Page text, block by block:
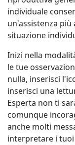
individuale
un'assistenza più
situazione
Inizi nella
le tue
nulla, inserisci
inserisci una
Esperta non ti
comunque
anche molti
interpretare i